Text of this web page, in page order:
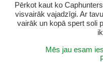
Pērkot kaut ko
visvairāk vajadzīgi. Ar
vairāk un kopā spert soli
Mēs jau esam